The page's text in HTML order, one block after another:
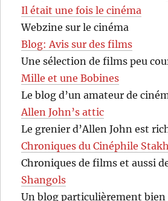
Il était une fois le cinéma
Webzine sur le cinéma
Blog: Avis sur des films
Une sélection de films peu
Mille et une Bobines
Le blog d’un amateur de
Allen John’s attic
Le grenier d’Allen John est
Chroniques du Cinéphile
Chroniques de films et aussi
Shangols
Un blog particulièrement